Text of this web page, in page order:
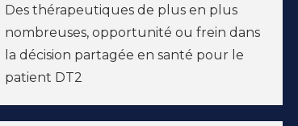
Des thérapeutiques de plus en plus
nombreuses, opportunité ou frein dans
la décision partagée en santé pour le
patient DT2